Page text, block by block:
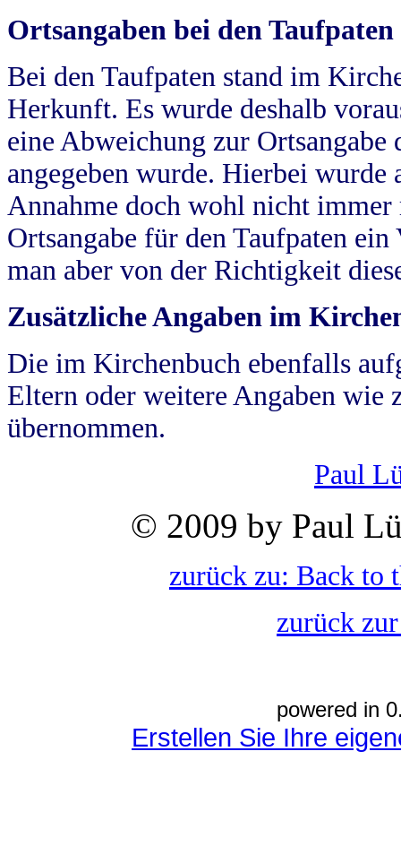
Ortsangaben bei den Taufpaten
Bei den Taufpaten stand im
Herkunft. Es wurde deshalb
eine Abweichung zur
angegeben wurde. Hierbei wurde
Annahme doch wohl nicht
Ortsangabe für den Taufpaten
man aber von der Richtigkeit
Zusätzliche Angaben im
Die im Kirchenbuch ebenfalls
Eltern oder weitere Angaben wie
übernommen.
Paul
© 2009 by Paul
zurück zu: Back to
zurück
powered in
Erstellen Sie Ihre